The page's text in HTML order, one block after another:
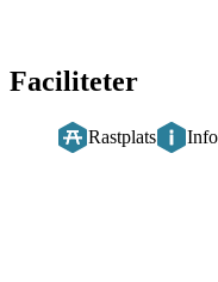
Faciliteter
Rastplats